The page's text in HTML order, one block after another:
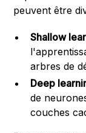
peuvent être
Shallow
arbres de
Deep
de
couches